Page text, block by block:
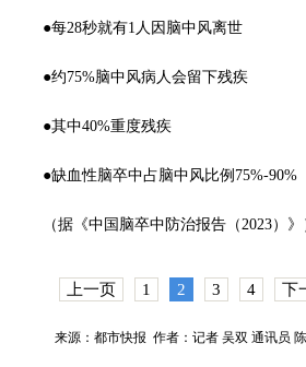
●每28秒就有1人因脑中风离世
●约75%脑中风病人会留下残疾
●其中40%重度残疾
●缺血性脑卒中占脑中风比例75%-90%
（据《中国脑卒中防治报告（2023）》
上一页 1 2 3 4 下
来源：都市快报 作者：记者 吴双 通讯员